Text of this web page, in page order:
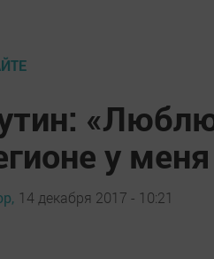
у
14 декабря 2017 - 10:21